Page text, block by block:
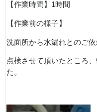
【作業時間】 1時間
【作業前の様子】
洗面所から水漏れとのご
点検させて頂いたところ
た。